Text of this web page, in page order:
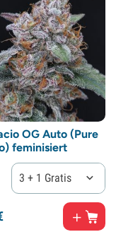
OG Auto (Pure
feminisiert
3 + 1 Gratis